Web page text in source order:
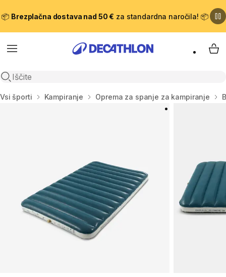
📦 Brezplačna dostava nad 50 € za standardna naročila! 📦
Meni
Odpri iskanje
Domov
Vsi športi Kampiranje Oprema za spanje za kampiranje